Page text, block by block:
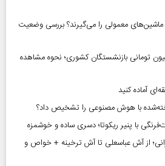
معمولی را می‌گیرند؟ بررسی وضعیت
وام ضروری ۷۵ میلیون تومانی بازنشستگان کشوری؛ نحوه مشاهده
با هوش مصنوعی را تشخیص داد؟
با پنیر ریکوتا؛ دسری ساده و خوشمزه
از آش عباسعلی تا آش ترخینه + خواص و